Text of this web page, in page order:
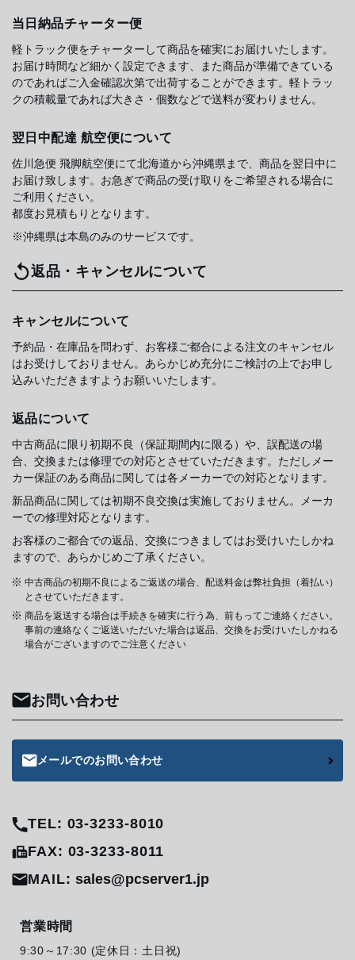
当日納品チャーター便
軽トラック便をチャーターして商品を確実にお届けいたします。
お届け時間など細かく設定できます、また商品が準備できている
のであればご入金確認次第で出荷することができます。軽トラッ
クの積載量であれば大きさ・個数などで送料が変わりません。
翌日中配達 航空便について
佐川急便 飛脚航空便にて北海道から沖縄県まで、商品を翌日中に
お届け致します。お急ぎで商品の受け取りをご希望される場合に
ご利用ください。
都度お見積もりとなります。
※沖縄県は本島のみのサービスです。
返品・キャンセルについて
キャンセルについて
予約品・在庫品を問わず、お客様ご都合による注文のキャンセル
はお受けしておりません。あらかじめ充分にご検討の上でお申し
込みいただきますようお願いいたします。
返品について
中古商品に限り初期不良（保証期間内に限る）や、誤配送の場
合、交換または修理での対応とさせていただきます。ただしメー
カー保証のある商品に関しては各メーカーでの対応となります。
新品商品に関しては初期不良交換は実施しておりません。メーカ
ーでの修理対応となります。
お客様のご都合での返品、交換につきましてはお受けいたしかね
ますので、あらかじめご了承ください。
中古商品の初期不良によるご返送の場合、配送料金は弊社負担（着払い）
とさせていただきます。
商品を返送する場合は手続きを確実に行う為、前もってご連絡ください。
事前の連絡なくご返送いただいた場合は返品、交換をお受けいたしかねる
場合がございますのでご注意ください
お問い合わせ
メールでのお問い合わせ
TEL: 03-3233-8010
FAX: 03-3233-8011
MAIL:sales@pcserver1.jp
営業時間
9:30～17:30 (定休日：土日祝)